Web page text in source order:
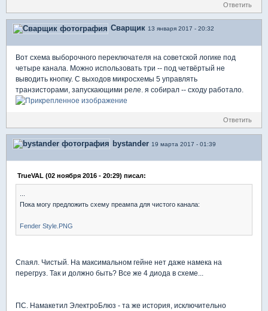
Ответить
Сварщик 13 января 2017 - 20:32
Вот схема выборочного переключателя на советской логике под
четыре канала. Можно использовать три -- под четвёртый не
выводить кнопку. С выходов микросхемы 5 управлять
транзисторами, запускающими реле. я собирал -- сходу работало.
Ответить
bystander 19 марта 2017 - 01:39
TrueVAL (02 ноября 2016 - 20:29) писал:
...
Пока могу предложить схему преампа для чистого канала:
Fender Style.PNG
Спаял. Чистый. На максимальном гейне нет даже намека на
перегруз. Так и должно быть? Все же 4 диода в схеме...
ПС. Намакетил ЭлектроБлюз - та же история, исключительно